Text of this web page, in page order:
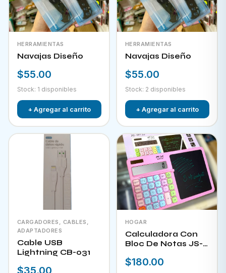
HERRAMIENTAS
Navajas Diseño
$55.00
Stock: 1 disponibles
+ Agregar al carrito
HERRAMIENTAS
Navajas Diseño
$55.00
Stock: 2 disponibles
+ Agregar al carrito
CARGADORES, CABLES,
ADAPTADORES
Cable USB
Lightning CB-031
$35.00
HOGAR
Calculadora Con
Bloc De Notas JS-
$180.00